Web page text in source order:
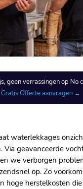
geen verrassingen op No
Gratis Offerte aanvragen →
waterlekkages
Via geavanceerde
we verborgen
op. Zo
hoge herstelkosten